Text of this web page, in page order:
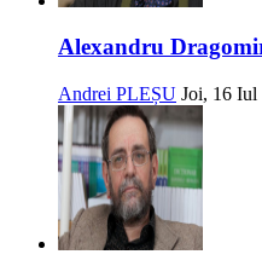
Alexandru
Andrei PLEȘU Joi, 16 Iul